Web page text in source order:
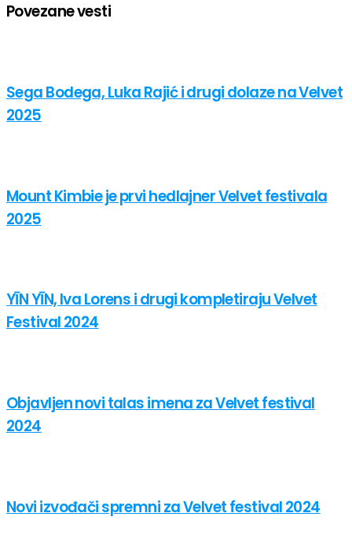
Povezane vesti
Sega Bodega, Luka Rajić i drugi dolaze na Velvet
2025
Mount Kimbie je prvi hedlajner Velvet festivala
2025
YĪN YĪN, Iva Lorens i drugi kompletiraju Velvet
Festival 2024
Objavljen novi talas imena za Velvet festival
2024
Novi izvođači spremni za Velvet festival 2024